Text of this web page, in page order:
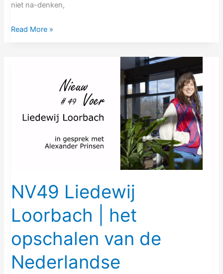
niet na-denken,
Read More »
NV49 Liedewij
Loorbach | het
opschalen van de
Nederlandse
biologische
sierteelt